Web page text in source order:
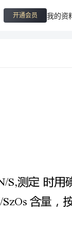
开通会员 我的资